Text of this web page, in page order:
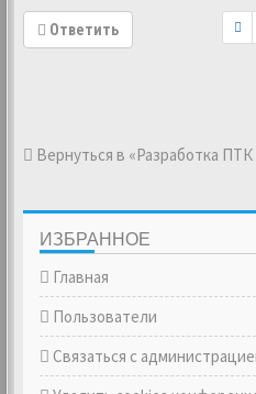
Ответить
Вернуться в «Разработка
ИЗБРАННОЕ
Главная
Пользователи
Связаться с